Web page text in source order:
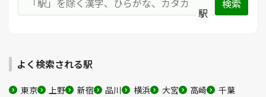
駅
よく検索される駅
東京 上野 新宿 品川 横浜 大宮 高崎 千葉